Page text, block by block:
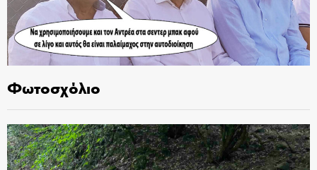
Φωτοσχόλιο